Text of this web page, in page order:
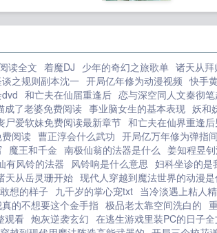
候。真
只图你一个罢了各
容烁全文免费阅读
不要忘记向您QQ
荐哦！...
读全文 着魔DJ 少年的奇幻之旅歌单 诸天从
之规则副本沈一 开局亿年修为动漫视频 快手
和亡夫在仙届重逢后 恋与深空同人文秦彻
成了老婆免费阅读 事业脑女生的基本表现 妖和
尸爱软妹免费阅读最新章节 和亡夫在仙界重逢
阅读 曹正淳会什么武功 开局亿万年修为弹指
魔王和千金 南极仙翁的法器是什么 姜知程昱
有风铃的法器 风铃响是什么意思 妇科坐诊的是
天从岳灵珊开始 现代人穿越到魔法世界的动漫是
想的样子 九千岁的掌心宠txt 当冷淡遇上粘人精
的不想要这个金手指 极品老太靠空间洗白的
观看 炮灰逆袭玄幻 在逃生游戏里装PC的日子